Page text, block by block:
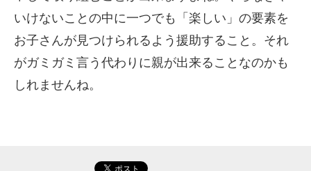
いけないことの中に一つでも「楽しい」の要素を
お子さんが見つけられるよう援助すること。それ
がガミガミ言う代わりに親が出来ることなのかも
しれませんね。